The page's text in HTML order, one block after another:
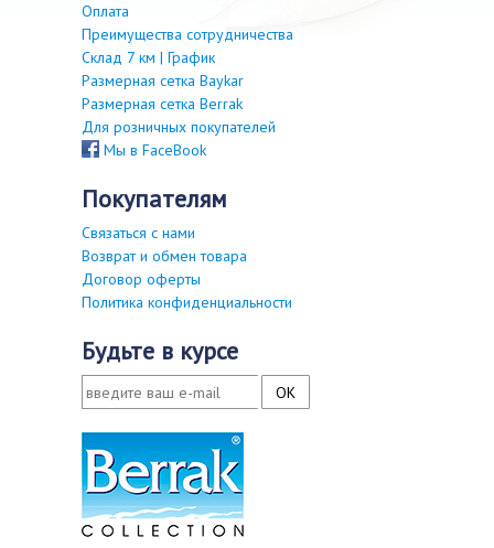
Оплата
Преимущества сотрудничества
Склад 7 км | График
Размерная сетка Baykar
Размерная сетка Berrak
Для розничных покупателей
Мы в FaceBook
покупателям
Связаться с нами
Возврат и обмен товара
Договор оферты
Политика конфиденциальности
будьте в курсе